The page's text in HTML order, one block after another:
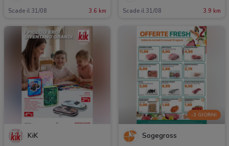
Scade il 31/08 3.6 km Scade il 31/08 3.9 km
KiK
-3 GIORNI
Sogegross